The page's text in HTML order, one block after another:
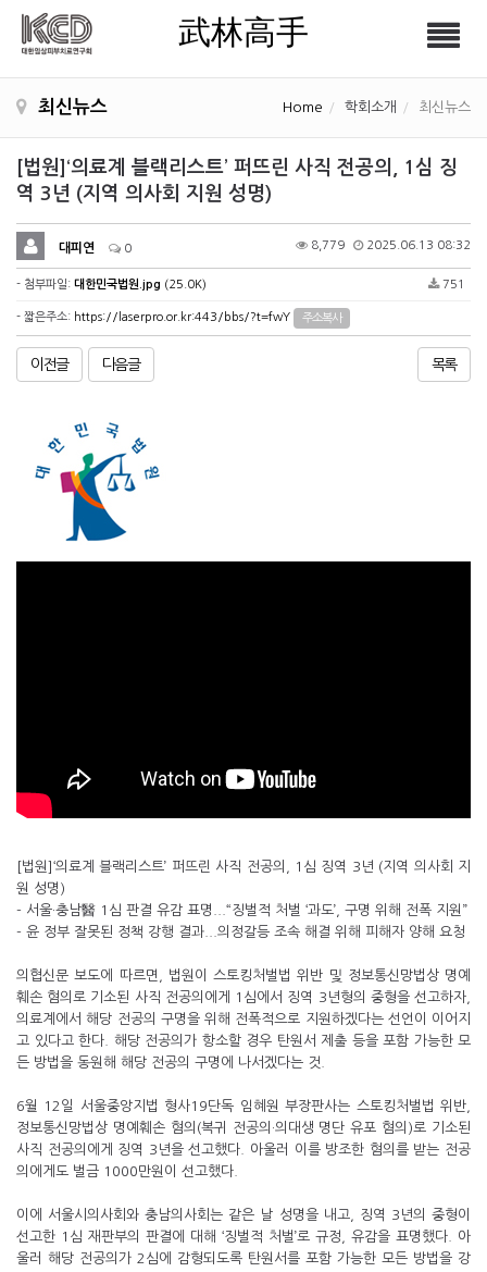
武林高手
武林高手
최신뉴스 Home 학회소개 최신뉴스
[법원]‘의료계 블랙리스트’ 퍼뜨린 사직 전공의, 1심 징
역 3년 (지역 의사회 지원 성명)
대피연 0 8,779 2025.06.13 08:32
- 첨부파일: 대한민국법원.jpg (25.0K) 751
- 짧은주소: https://laserpro.or.kr:443/bbs/?t=fwY 주소복사
이전글 다음글 목록
[법원]‘의료계 블랙리스트’ 퍼뜨린 사직 전공의, 1심 징역 3년 (지역 의사회 지
원 성명)
- 서울·충남醫 1심 판결 유감 표명...“징벌적 처벌 ‘과도’, 구명 위해 전폭 지원”
- 윤 정부 잘못된 정책 강행 결과...의정갈등 조속 해결 위해 피해자 양해 요청
의협신문 보도에 따르면, 법원이 스토킹처벌법 위반 및 정보통신망법상 명예
훼손 혐의로 기소된 사직 전공의에게 1심에서 징역 3년형의 중형을 선고하자,
의료계에서 해당 전공의 구명을 위해 전폭적으로 지원하겠다는 선언이 이어지
고 있다고 한다. 해당 전공의가 항소할 경우 탄원서 제출 등을 포함 가능한 모
든 방법을 동원해 해당 전공의 구명에 나서겠다는 것.
6월 12일 서울중앙지법 형사19단독 임혜원 부장판사는 스토킹처벌법 위반,
정보통신망법상 명예훼손 혐의(복귀 전공의·의대생 명단 유포 혐의)로 기소된
사직 전공의에게 징역 3년을 선고했다. 아울러 이를 방조한 혐의를 받는 전공
의에게도 벌금 1000만원이 선고했다.
이에 서울시의사회와 충남의사회는 같은 날 성명을 내고, 징역 3년의 중형이
선고한 1심 재판부의 판결에 대해 ‘징벌적 처벌’로 규정, 유감을 표명했다. 아
울러 해당 전공의가 2심에 감형되도록 탄원서를 포함 가능한 모든 방법을 강